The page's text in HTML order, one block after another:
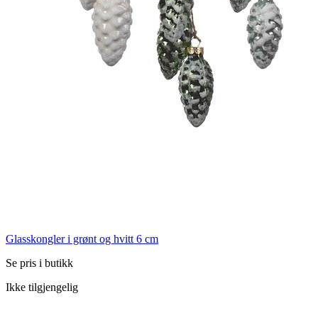
Glasskongler i grønt og hvitt 6 cm
Se pris i butikk
Ikke tilgjengelig